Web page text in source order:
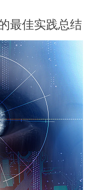
最佳实践总结